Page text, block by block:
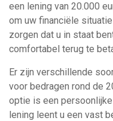
een lening van 20.000
om uw financiële
zorgen dat u in staat
comfortabel terug te
Er zijn verschillende
voor bedragen rond de
optie is een
lening leent u een vast